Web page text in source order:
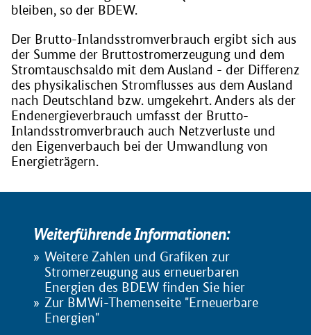
bleiben, so der BDEW.
Der Brutto-Inlandsstromverbrauch ergibt sich aus
der Summe der Bruttostromerzeugung und dem
Stromtauschsaldo mit dem Ausland - der Differenz
des physikalischen Stromflusses aus dem Ausland
nach Deutschland bzw. umgekehrt. Anders als der
Endenergieverbrauch umfasst der Brutto-
Inlandsstromverbrauch auch Netzverluste und
den Eigenverbauch bei der Umwandlung von
Energieträgern.
Weiterführende Informationen:
Weitere Zahlen und Grafiken zur
Stromerzeugung aus erneuerbaren
Energien des BDEW finden Sie hier
Zur BMWi-Themenseite "Erneuerbare
Energien"